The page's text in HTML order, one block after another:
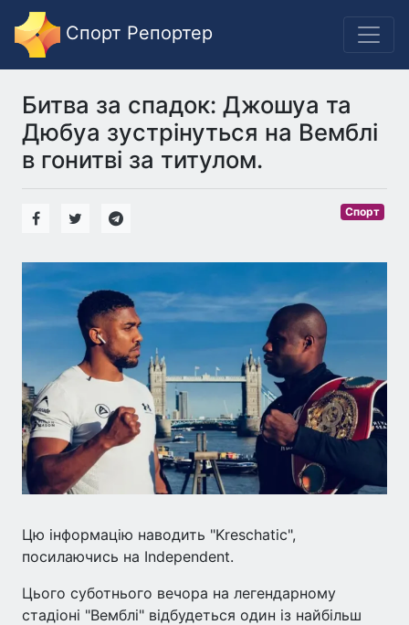
Спорт Репортер
Битва за спадок: Джошуа та
Дюбуа зустрінуться на Вемблі
в гонитві за титулом.
Спорт
Цю інформацію наводить "Kreschatic",
посилаючись на Independent.
Цього суботнього вечора на легендарному
стадіоні "Вемблі" відбудеться один із найбільш